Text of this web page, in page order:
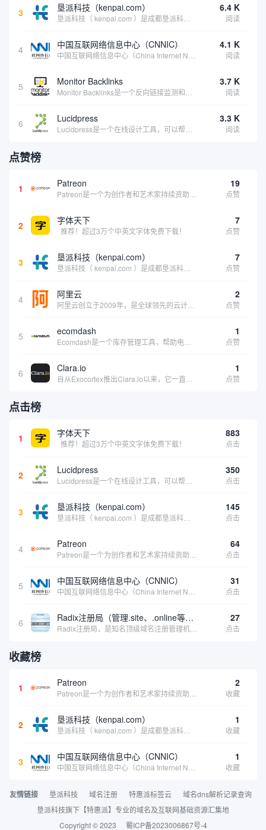
3 垦派科技（kenpai.com） 6.4 K
阅读
4 中国互联网络信息中心（CNNIC） 4.1 K
阅读
5 Monitor Backlinks 3.7 K
阅读
6 Lucidpress 3.3 K
阅读
点赞榜
1 Patreon 19
点赞
2 字体天下
推荐！超过3万个中英文字体免费下载！
7
点赞
3 垦派科技（kenpai.com） 7
点赞
4 阿里云 2
点赞
5 ecomdash 1
点赞
6 Clara.io 1
点赞
点击榜
1 字体天下
推荐！超过3万个中英文字体免费下载！
883
点击
2 Lucidpress 350
点击
3 垦派科技（kenpai.com） 145
点击
4 Patreon 64
点击
5 中国互联网络信息中心（CNNIC） 31
点击
6 Radix注册局（管理.site、.online等顶级域名） 27
点击
收藏榜
1 Patreon 2
收藏
2 垦派科技（kenpai.com） 1
收藏
3 中国互联网络信息中心（CNNIC） 1
收藏
友情链接 垦派科技 域名注册 特惠派标签云
域名dns解析记录查询
垦派科技旗下【特惠派】专业的域名及互联网基础资源汇集地
Copyright © 2023
蜀ICP备2023006867号-4